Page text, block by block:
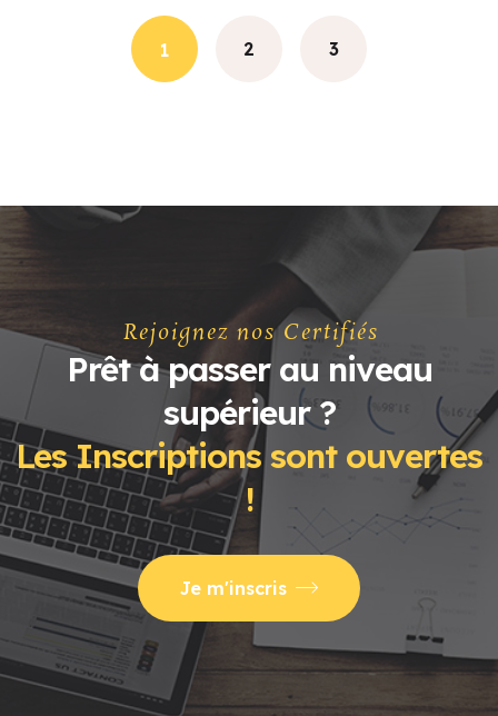
1 2 3
Rejoignez nos Certifiés
Prêt à passer au niveau
supérieur ?
Les Inscriptions sont ouvertes
!
Je m'inscris